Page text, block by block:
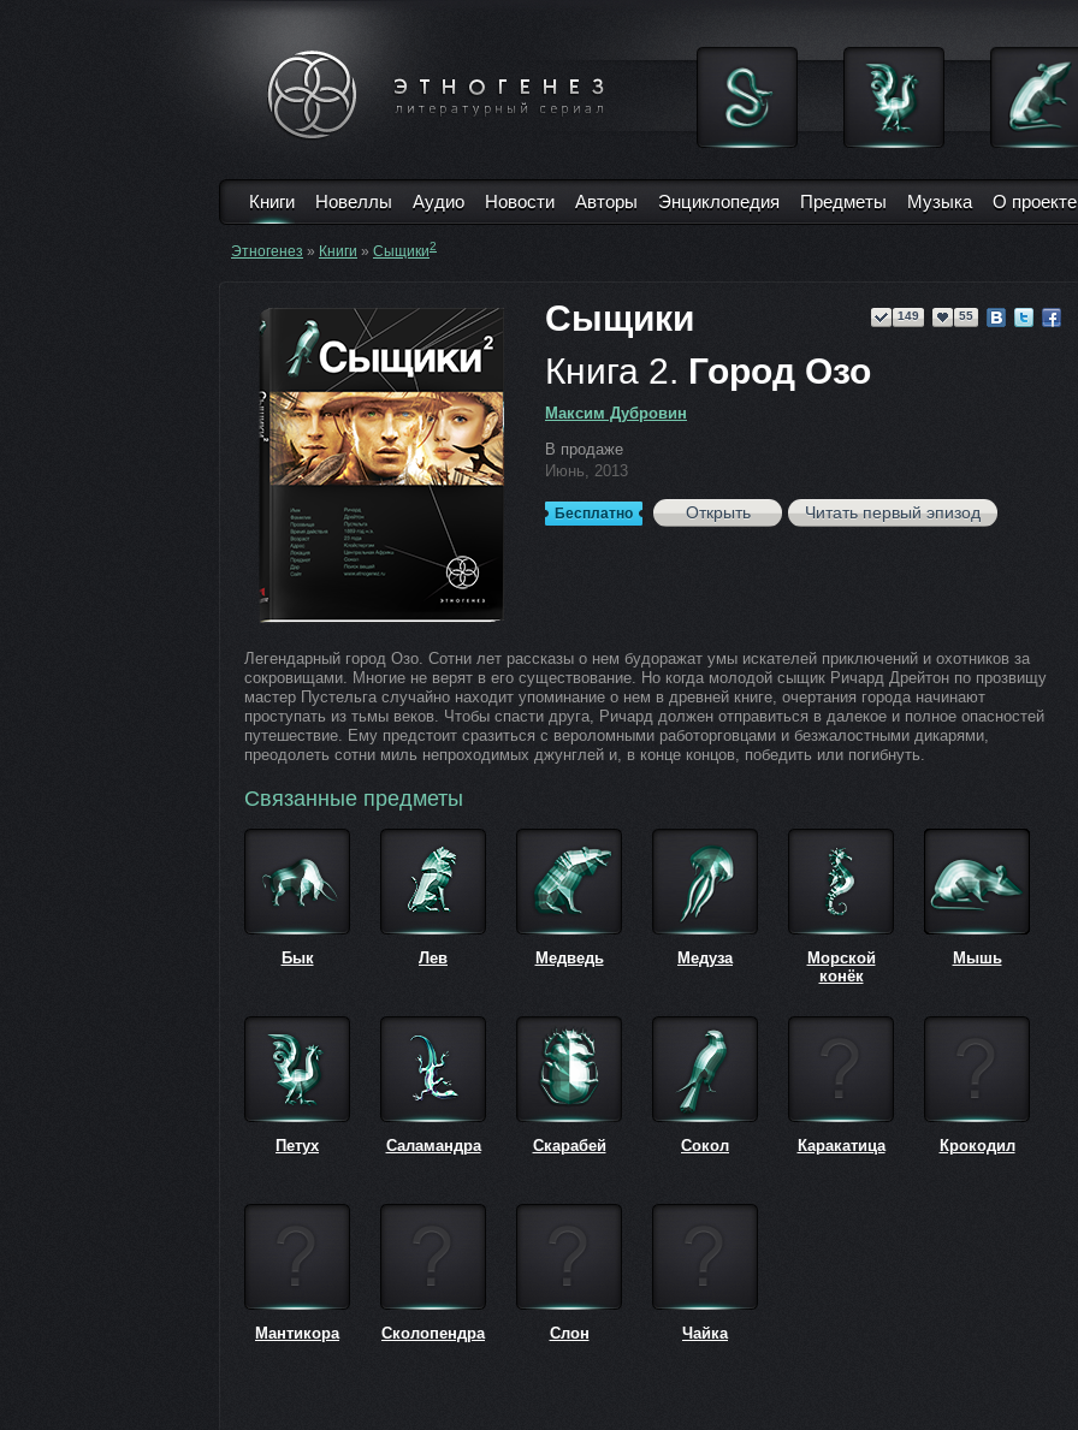
Книги Новеллы Аудио Новости Авторы Энциклопедия Предметы Музыка О проекте
Этногенез » Книги » Сыщики2
149 55
Сыщики
Книга 2. Город Озо
Максим Дубровин
В продаже
Июнь, 2013
Бесплатно Открыть Читать первый эпизод
Легендарный город Озо. Сотни лет рассказы о нем будоражат умы искателей приключений и охотников за
сокровищами. Многие не верят в его существование. Но когда молодой сыщик Ричард Дрейтон по прозвищу
мастер Пустельга случайно находит упоминание о нем в древней книге, очертания города начинают
проступать из тьмы веков. Чтобы спасти друга, Ричард должен отправиться в далекое и полное опасностей
путешествие. Ему предстоит сразиться с вероломными работорговцами и безжалостными дикарями,
преодолеть сотни миль непроходимых джунглей и, в конце концов, победить или погибнуть.
Связанные предметы
Бык Лев Медведь Медуза
Морской
конёк
Мышь
Петух Саламандра Скарабей Сокол Каракатица Крокодил
Мантикора Сколопендра Слон Чайка